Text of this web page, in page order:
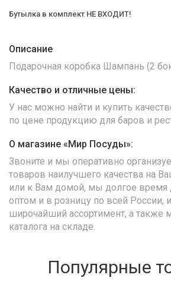
Бутылка в комплект НЕ ВХОДИТ!
Описание
Подарочная коробка Шампань (2
Качество и отличные цены:
У нас можно найти и купить
по цене продукцию для баров и
О магазине «Мир Посуды»:
Звоните и мы оперативно
товаров наилучшего качества на
или к Вам домой, мы долгое время
оптом и в розницу по всей России,
широчайший ассортимент, а также
каталога на складе.
Популярные